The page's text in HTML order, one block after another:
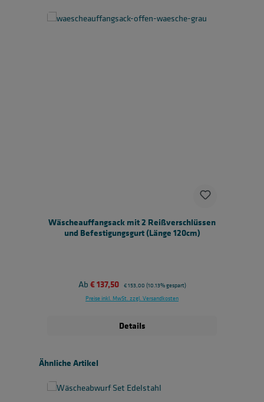
Wäscheauffangsack mit 2 Reißverschlüssen
und Befestigungsgurt (Länge 120cm)
Verkaufspreis:
Ab€ 137,50 Regulärer Preis:
€ 153,00 (10.13% gespart)
Preise inkl. MwSt. zzgl. Versandkosten
Details
Produktgalerie überspringen
Ähnliche Artikel